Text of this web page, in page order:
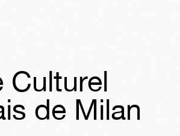
Culturel
de Milan